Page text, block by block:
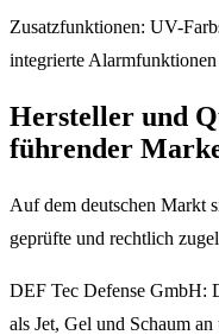
Zusatzfunktionen: UV-
integrierte
Hersteller und
führender
Auf dem deutschen Markt
geprüfte und rechtlich
DEF Tec Defense GmbH:
als Jet, Gel und Schaum